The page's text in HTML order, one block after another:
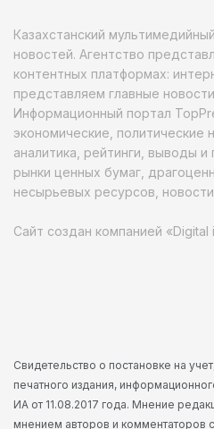
Казахстанский
новостей. Агентство
контентных платформах:
представляем главные
Информационный портал
экономические, политические
аналитика, рейтинги, выводы
рынки ценных бумаг,
несырьевых ресурсов,
Сайт создан компанией «Digital
Свидетельство о постановке на
печатного издания,
ИА от 11.08.2017 года. Мнение
мнением авторов и комментаторов